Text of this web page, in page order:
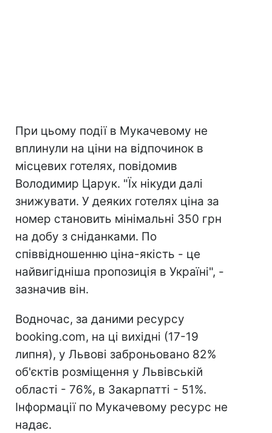
При цьому події в Мукачевому не
вплинули на ціни на відпочинок в
місцевих готелях, повідомив
Володимир Царук. "Їх нікуди далі
знижувати. У деяких готелях ціна за
номер становить мінімальні 350 грн
на добу з сніданками. По
співвідношенню ціна-якість - це
найвигідніша пропозиція в Україні", -
зазначив він.
Водночас, за даними ресурсу
booking.com, на ці вихідні (17-19
липня), у Львові заброньовано 82%
об'єктів розміщення у Львівській
області - 76%, в Закарпатті - 51%.
Інформації по Мукачевому ресурс не
надає.